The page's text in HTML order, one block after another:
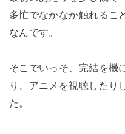
多忙でなかなか触れるこ
なんです。
そこでいっそ、完結を機
り、アニメを視聴したり
た。